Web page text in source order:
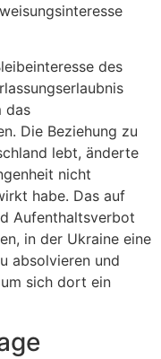
des
das
Die Beziehung zu
lebt, änderte
nicht
habe. Das auf
Aufenthaltsverbot
in der Ukraine eine
absolvieren und
sich dort ein